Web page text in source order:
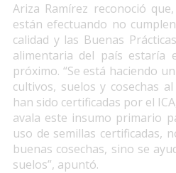
Ariza Ramírez reconoció
están efectuando no
calidad y las Buenas
alimentaria del país
próximo. “Se está haciendo
cultivos, suelos y cosechas
han sido certificadas por el
avala este insumo primario
uso de semillas certificadas,
buenas cosechas, sino se
suelos”, apuntó.